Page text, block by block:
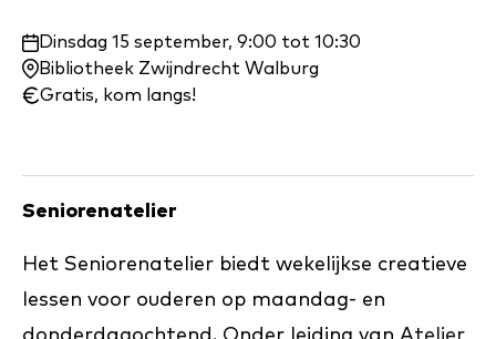
Waar
en
wanneer:
Dinsdag 15 september, 9:00 tot 10:30
Bibliotheek Zwijndrecht Walburg
Gratis, kom langs!
Seniorenatelier
Het Seniorenatelier biedt wekelijkse creatieve
lessen voor ouderen op maandag- en